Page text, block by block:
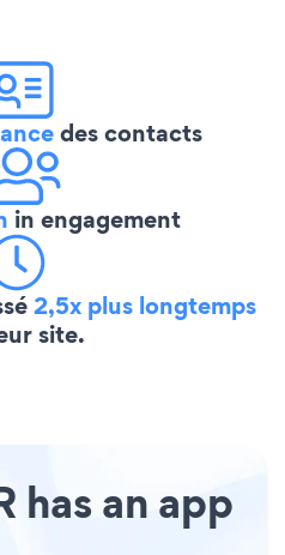
des contacts
in engagement
2,5x plus longtemps
site.
has an app